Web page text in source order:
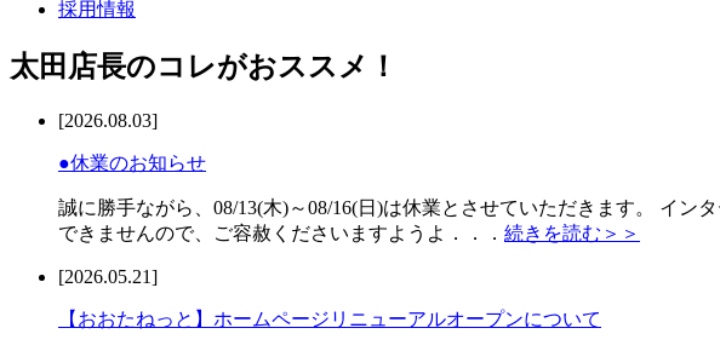
採用情報
太田店長のコレがおススメ！
[2026.08.03]
●休業のお知らせ
誠に勝手ながら、08/13(木)～08/16(日)は休業とさせていただきます。 イ
できませんので、ご容赦くださいますようよ．．． 続きを読む＞＞
[2026.05.21]
【おおたねっと】ホームページリニューアルオープンについて